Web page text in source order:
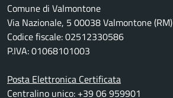
Comune di Valmontone
Via Nazionale, 5 00038 Valmontone (RM)
Codice fiscale: 02512330586
P.IVA: 01068101003
Posta Elettronica Certificata
Centralino unico: +39 06 959901